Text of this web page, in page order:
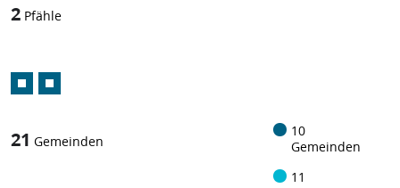
2 Pfähle
21 Gemeinden
10
Gemeinden
11